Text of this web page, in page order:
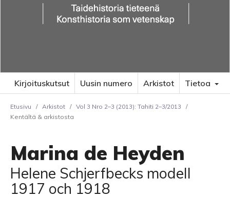
Kirjoituskutsut Uusin numero Arkistot Tietoa
Etusivu / Arkistot / Vol 3 Nro 2–3 (2013): Tahiti 2–3/2013
/
Kentältä & arkistosta
Marina de Heyden
Helene Schjerfbecks modell
1917 och 1918